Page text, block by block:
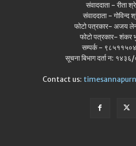
संवाददाता - रीता
संवाददाता - गोविन्द
फोटो पत्रकार- अजय
फोटो पत्रकार- शंकर
सम्पर्क -
सूचना बिभाग दर्ता न:
Contact us: